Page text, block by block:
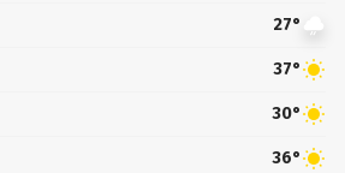
27°
37°
30°
36°